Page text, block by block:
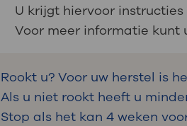
U krijgt hiervoor
Voor meer informatie
Rookt u? Voor uw herstel is
Als u niet rookt heeft u
Stop als het kan 4 weken